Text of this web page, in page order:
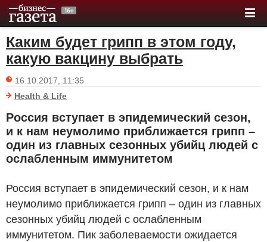
Каким будет грипп в этом году,
какую вакцину выбрать
16.10.2017, 11:35
Health & Life
Россия вступает в эпидемический сезон,
и к нам неумолимо приближается грипп –
один из главных сезонных убийц людей с
ослабленным иммунитетом
Россия вступает в эпидемический сезон, и к нам
неумолимо приближается грипп – один из главных
сезонных убийц людей с ослабленным
иммунитетом. Пик заболеваемости ожидается